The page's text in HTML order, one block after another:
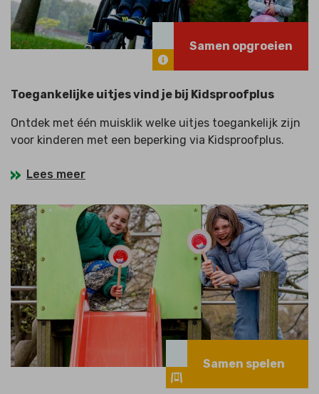
Samen opgroeien
Toegankelijke uitjes vind je bij Kidsproofplus
Ontdek met één muisklik welke uitjes toegankelijk zijn
voor kinderen met een beperking via Kidsproofplus.
Lees meer
Samen spelen